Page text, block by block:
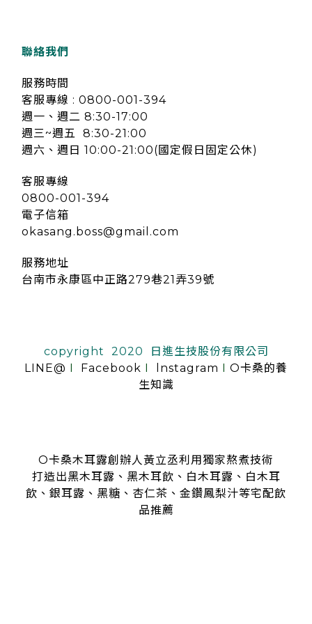
聯絡我們
服務時間
客服專線 : 0800-001-394
週一、週二 8:30-17:00
週三~週五 8:30-21:00
週六、週日 10:00-21:00(國定假日固定公休)
客服專線
0800-001-394
電子信箱
okasang.boss@gmail.com
服務地址
台南市永康區中正路279巷21弄39號
copyright 2020 日進生技股份有限公司
LINE@
Facebook lnstagram
O卡桑的養
生知識
O卡桑木耳露創辦人黃立丞利用獨家熬煮技術
打造出黑木耳露、黑木耳飲、白木耳露、白木耳
飲、銀耳露、黑糖、杏仁茶、金鑽鳳梨汁等宅配飲
品推薦